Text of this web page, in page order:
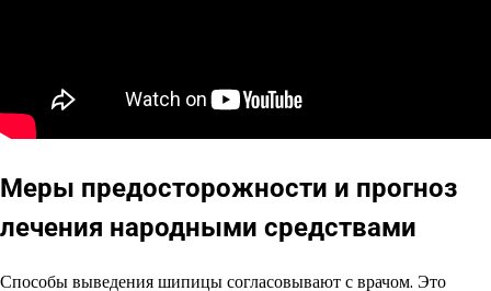
Меры предосторожности и прогноз
лечения народными средствами
Способы выведения шипицы согласовывают с врачом. Это